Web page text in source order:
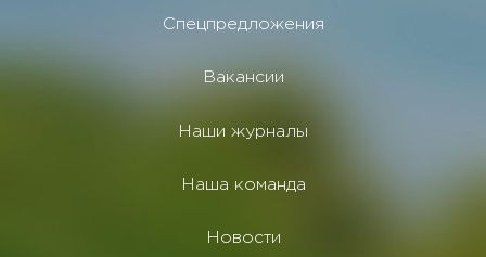
Спецпредложения
Вакансии
Наши журналы
Наша команда
Новости